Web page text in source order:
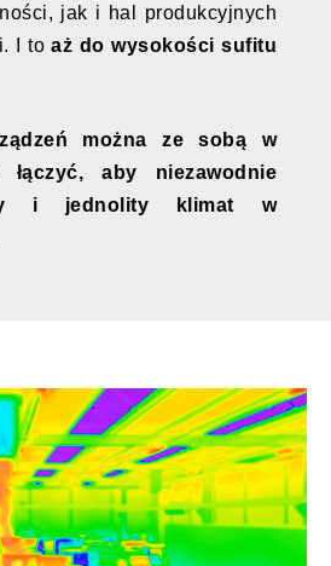
jak i hal produkcyjnych
I toaż do wysokości sufitu
można ze sobą w
aby niezawodnie
i jednolity klimat w